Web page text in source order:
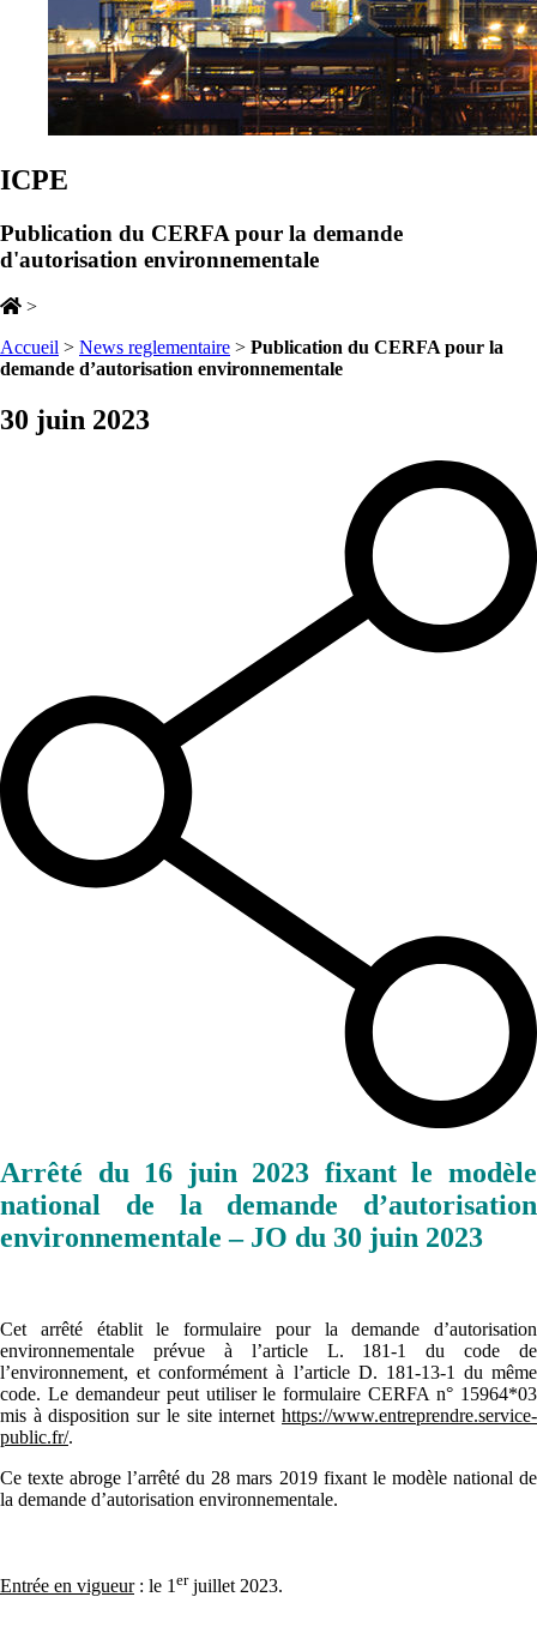
ICPE
Publication du CERFA pour la demande
d'autorisation environnementale
>
Accueil > News reglementaire > Publication du CERFA pour la
demande d’autorisation environnementale
30 juin 2023
Arrêté du 16 juin 2023 fixant le modèle
national de la demande d’autorisation
environnementale – JO du 30 juin 2023
Cet arrêté établit le formulaire pour la demande d’autorisation
environnementale prévue à l’article L. 181-1 du code de
l’environnement, et conformément à l’article D. 181-13-1 du même
code. Le demandeur peut utiliser le formulaire CERFA n° 15964*03
mis à disposition sur le site internet https://www.entreprendre.service-
public.fr/.
Ce texte abroge l’arrêté du 28 mars 2019 fixant le modèle national de
la demande d’autorisation environnementale.
Entrée en vigueur: le 1 erjuillet 2023.